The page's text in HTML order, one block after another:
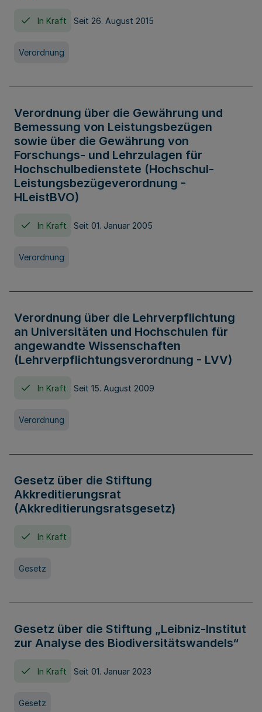
In Kraft Seit 26. August 2015
Verordnung
Verordnung über die Gewährung und
Bemessung von Leistungsbezügen
sowie über die Gewährung von
Forschungs- und Lehrzulagen für
Hochschulbedienstete (Hochschul-
Leistungsbezügeverordnung -
HLeistBVO)
In Kraft Seit 01. Januar 2005
Verordnung
Verordnung über die Lehrverpflichtung
an Universitäten und Hochschulen für
angewandte Wissenschaften
(Lehrverpflichtungsverordnung - LVV)
In Kraft Seit 15. August 2009
Verordnung
Gesetz über die Stiftung
Akkreditierungsrat
(Akkreditierungsratsgesetz)
In Kraft
Gesetz
Gesetz über die Stiftung „Leibniz-Institut
zur Analyse des Biodiversitätswandels“
In Kraft Seit 01. Januar 2023
Gesetz